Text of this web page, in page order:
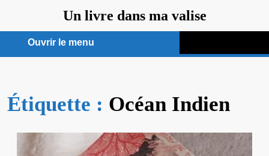
contenu
Un livre dans ma valise
Ouvrir le menu
menu
Étiquette : Océan Indien